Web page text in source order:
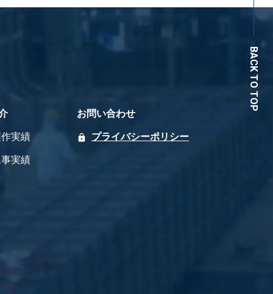
BACK TO TOP
実績
実績
お問い合わせ
プライバシーポリシー